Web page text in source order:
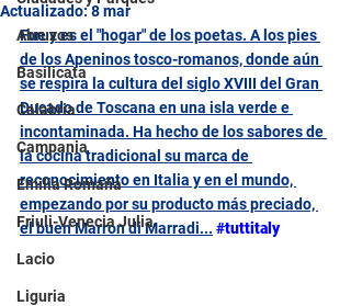
Abruzos
Basilicata
Calabria
Campania
Emilia Romaña
Friuli-Venecia Julia
Lacio
Liguria
Actualizado:8 mar
Fue y es el "hogar" de los poetas. A los pies
de los Apeninos tosco-romanos, donde aún
se respira la cultura del siglo XVIII del Gran
Ducado de Toscana en una isla verde e
incontaminada. Ha hecho de los sabores de
la cocina tradicional su marca de
reconocimiento en Italia y en el mundo,
empezando por su producto más preciado,
el buen Marron di Marradi... #tuttitaly